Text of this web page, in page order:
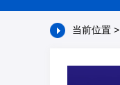
当前位置 >